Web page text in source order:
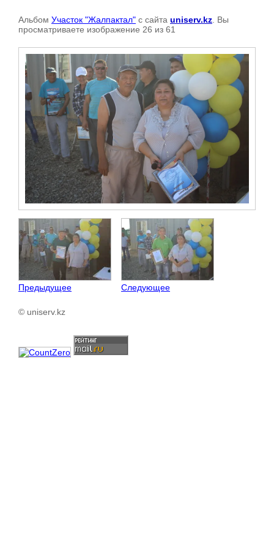
Альбом Участок "Жалпактал" с сайта uniserv.kz . Вы
просматриваете изображение 26 из 61
Предыдущее Следующее
© uniserv.kz